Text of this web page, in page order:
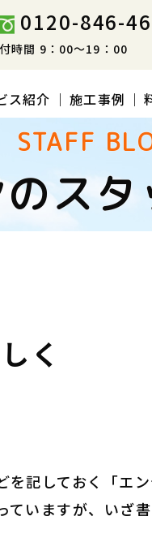
0120-846-
時間 9：00～19：00
ス紹介 施工事例
STAFF
ス
く
記しておく「エン
いますが、いざ